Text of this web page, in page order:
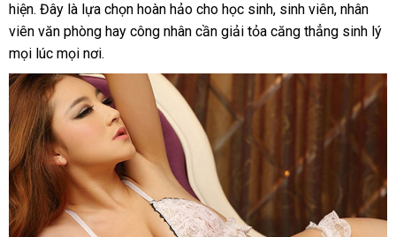
hiện. Đây là lựa chọn hoàn hảo cho học sinh, sinh viên, nhân
viên văn phòng hay công nhân cần giải tỏa căng thẳng sinh lý
mọi lúc mọi nơi.